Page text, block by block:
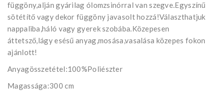
függöny,alján gyárilag ólomzsinórral van szegve.Egyszínű
sötétítő vagy dekor függöny javasolt hozzá!Választhatjuk
nappaliba,háló vagy gyerek szobába.Közepesen
áttetsző,lágy esésű anyag,mosása,vasalása közepes fokon
ajánlott!
Anyagösszetétel:100%Poliészter
Magassága:300 cm